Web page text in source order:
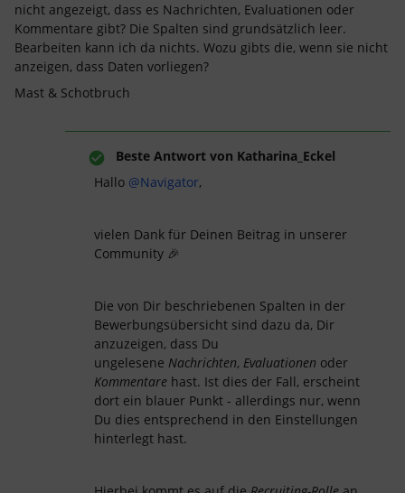
nicht angezeigt, dass es Nachrichten, Evaluationen oder
Kommentare gibt? Die Spalten sind grundsätzlich leer.
Bearbeiten kann ich da nichts. Wozu gibts die, wenn sie nicht
anzeigen, dass Daten vorliegen?
Mast & Schotbruch
Beste Antwort von Katharina_Eckel
Hallo @Navigator,
vielen Dank für Deinen Beitrag in unserer
Community 🎉
Die von Dir beschriebenen Spalten in der
Bewerbungsübersicht sind dazu da, Dir
anzuzeigen, dass Du
ungelesene Nachrichten, Evaluationen oder
Kommentare hast. Ist dies der Fall, erscheint
dort ein blauer Punkt - allerdings nur, wenn
Du dies entsprechend in den Einstellungen
hinterlegt hast.